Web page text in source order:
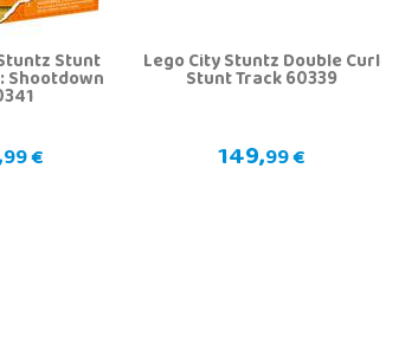
Stunt
Shootdown
99 €
Lego City Stuntz Double Curl
Stunt Track 60339
149,99 €